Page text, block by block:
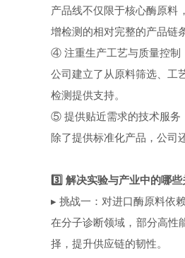
产品线不仅限于核心酶原料
增检测的相对完整的产品链条
④ 注重生产工艺与质量控制
公司建立了从原料筛选、工
检测提供支持。
⑤ 提供贴近需求的技术服务
除了提供标准化产品，公司
3️⃣ 解决实验与产业中的哪些
▸ 挑战一：对进口酶原料依
在分子诊断领域，部分高性
择，提升供应链的韧性。